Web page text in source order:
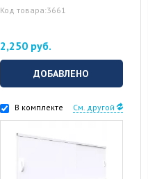
Код товара:3661
2,250 руб.
ДОБАВЛЕНО
В комплекте См. другой